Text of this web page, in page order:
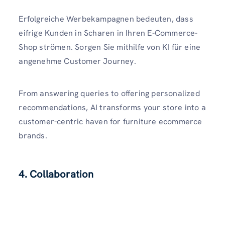
Erfolgreiche Werbekampagnen bedeuten, dass
eifrige Kunden in Scharen in Ihren E-Commerce-
Shop strömen. Sorgen Sie mithilfe von KI für eine
angenehme Customer Journey.
From answering queries to offering personalized
recommendations, AI transforms your store into a
customer-centric haven for furniture ecommerce
brands.
4. Collaboration